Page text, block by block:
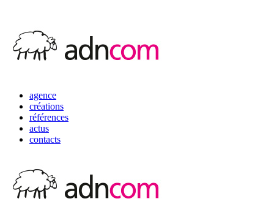
agence
créations
références
actus
contacts